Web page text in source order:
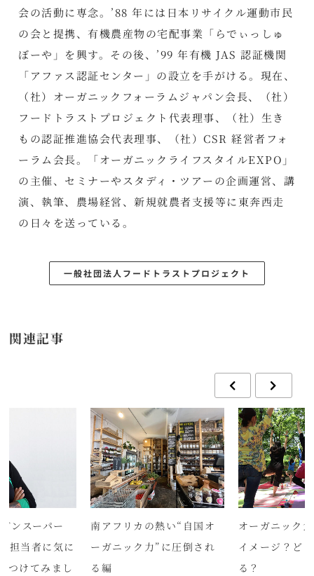
会の活動に専念。’88 年には日本リサイクル運動市民
の会と提携、有機農産物の宅配事業「らでぃっしゅ
ぼーや」を興す。その後、’99 年有機 JAS 認証機関
「アファス認証センター」の設立を手がける。現在、
（社）オーガニックフォーラムジャパン会長、（社）
フードトラストプロジェクト代表理事、（社）生き
もの認証推進協会代表理事、（社）CSR 経営者フォ
ーラム会長。「オーガニックライフスタイルEXPO」
の主催、セミナーやスタディ・ツアーの企画運営、講
演、執筆、農場経営、新規就農者支援等に東奔西走
の日々を送っている。
一般社団法人フードトラストプロジェクト
関連記事
ンスーパー
担当者に気に
つけてみまし
南アフリカの熱い“自国オ
ーガニック力”に圧倒され
る編
オーガニック
イメージ？ど
る？